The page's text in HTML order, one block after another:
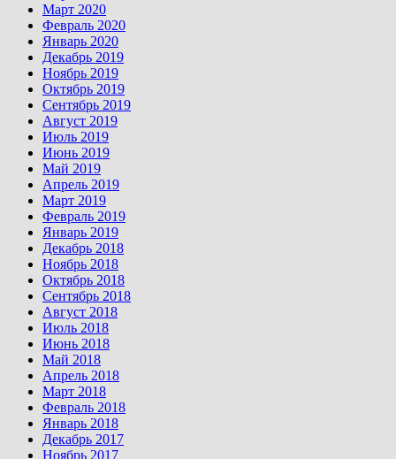
Март 2020
Февраль 2020
Январь 2020
Декабрь 2019
Ноябрь 2019
Октябрь 2019
Сентябрь 2019
Август 2019
Июль 2019
Июнь 2019
Май 2019
Апрель 2019
Март 2019
Февраль 2019
Январь 2019
Декабрь 2018
Ноябрь 2018
Октябрь 2018
Сентябрь 2018
Август 2018
Июль 2018
Июнь 2018
Май 2018
Апрель 2018
Март 2018
Февраль 2018
Январь 2018
Декабрь 2017
Ноябрь 2017